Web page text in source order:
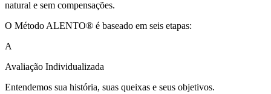
natural e sem compensações.
O Método ALENTO® é baseado em seis etapas:
A
Avaliação Individualizada
Entendemos sua história, suas queixas e seus objetivos.